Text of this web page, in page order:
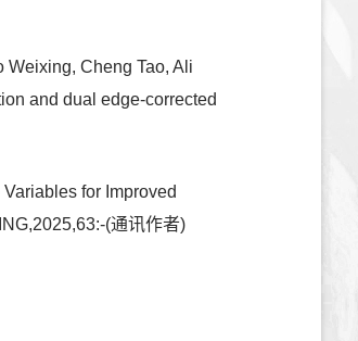
Cheng Tao, Ali
and dual edge-corrected
for Improved
(通讯作者)